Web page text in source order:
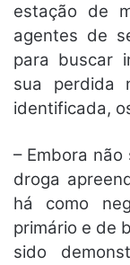
estação de
agentes de
para buscar
sua perdida
identificada,
– Embora
droga
há como
primário e de
sido